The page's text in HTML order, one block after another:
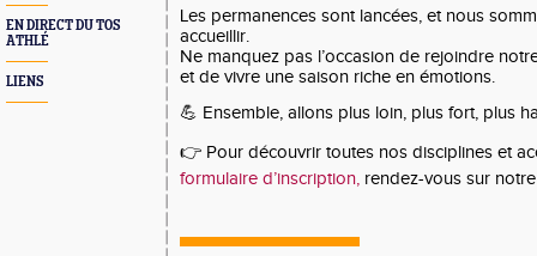
EN DIRECT DU TOS
ATHLÉ
LIENS
Les permanences sont lancées, et nous
accueillir.
Ne manquez pas l’occasion de rejoindre
et de vivre une saison riche en émotions.
💪 Ensemble, allons plus loin, plus fort, plus
👉 Pour découvrir toutes nos disciplines et
formulaire d’inscription, rendez-vous sur